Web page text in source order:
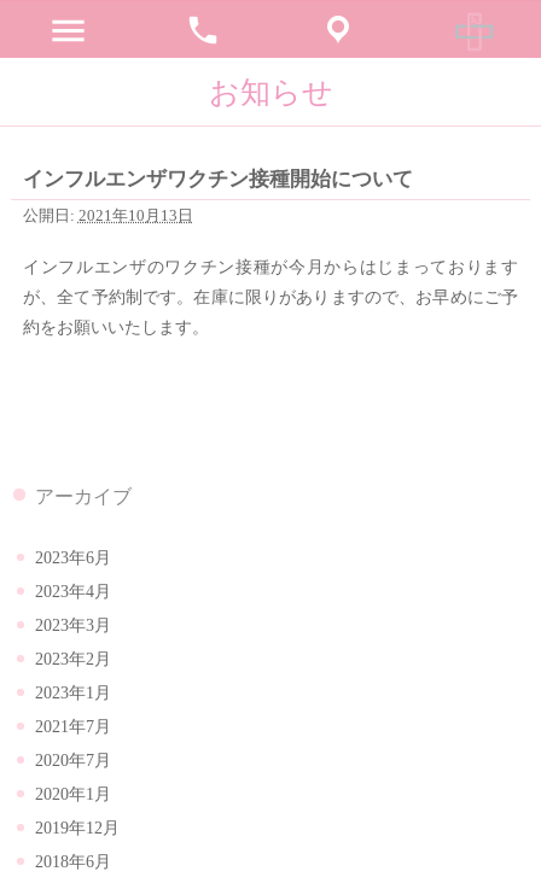
menu phone
お知らせ
インフルエンザワクチン接種開始について
公開日: 2021年10月13日
インフルエンザのワクチン接種が今月からはじまっております
が、全て予約制です。在庫に限りがありますので、お早めにご予
約をお願いいたします。
アーカイブ
2023年6月
2023年4月
2023年3月
2023年2月
2023年1月
2021年7月
2020年7月
2020年1月
2019年12月
2018年6月